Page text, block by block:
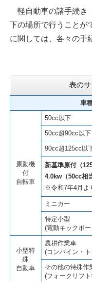
軽自動車の諸手続き
下の場所で行うことが
に関しては、各々の手
表の
車
原動機
付
自転車
50cc以下
50cc超90cc以下
90cc超125cc以
新基準原付（
4.0kw（50cc相
※令和7年4月よ
ミニカー
特定小型
(電動キックボ
小型特
殊
自動車
農耕作業車
(コンバイン・
その他の特殊作
(フォークリフト